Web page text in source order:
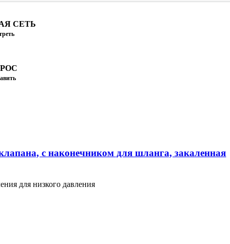
СЕТЬ
с наконечником для шланга, закаленная
для низкого давления